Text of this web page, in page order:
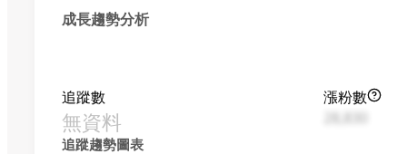
成長趨勢分析
追蹤數
無資料
漲粉數
追蹤趨勢圖表